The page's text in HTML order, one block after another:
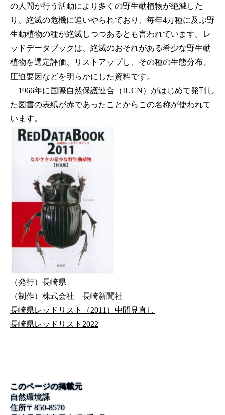
の人間が行う活動により多くの野生動植物が絶滅した
り、絶滅の危機に追いやられており、毎年4万種に及ぶ野
生動植物の種が絶滅しつつあるとも言われています。レ
ッドデータブックは、絶滅のおそれがある希少な野生動
植物を選定評価、リストアップし、その種の生態分布、
圧迫要因などを明らかにした資料です。
1966年に国際自然保護連合（IUCN）がはじめて発刊し
た図書の表紙が赤であったことからこの名称が使われて
います。
（発行）長崎県
（制作）株式会社 長崎新聞社
長崎県レッドリスト（2011）中間見直し
長崎県レッドリスト2022
このページの掲載元
自然環境課
住所〒850-8570